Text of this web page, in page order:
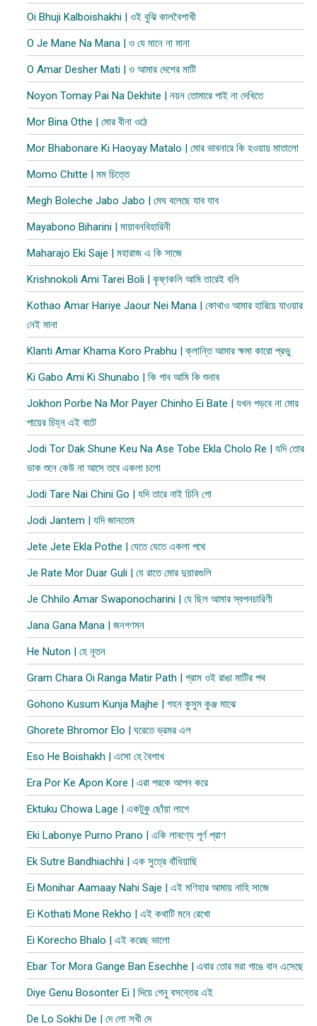
Oi Bhuji Kalboishakhi | ওই বুঝি কালবৈশাখী
O Je Mane Na Mana | ও যে মানে না মানা
O Amar Desher Mati | ও আমার দেশের মাটি
Noyon Tomay Pai Na Dekhite | নয়ন তোমারে পাই না দেখিতে
Mor Bina Othe | মোর বীনা ওঠে
Mor Bhabonare Ki Haoyay Matalo | মোর ভাবনারে কি হওয়ায় মাতালো
Momo Chitte | মম চিত্তে
Megh Boleche Jabo Jabo | মেঘ বলেছে যাব যাব
Mayabono Biharini | মায়াবনবিহারিনী
Maharajo Eki Saje | মহারাজ এ কি সাজে
Krishnokoli Ami Tarei Boli | কৃষ্ণকলি আমি তারেই বলি
Kothao Amar Hariye Jaour Nei Mana | কোথাও আমার হারিয়ে যাওয়ার
নেই মানা
Klanti Amar Khama Koro Prabhu | ক্লান্তি আমার ক্ষমা কারো প্রভু
Ki Gabo Ami Ki Shunabo | কি গাব আমি কি শুনাব​
Jokhon Porbe Na Mor Payer Chinho Ei Bate | যখন পড়বে না মোর
পায়ের চিহ্ন এই বাটে
Jodi Tor Dak Shune Keu Na Ase Tobe Ekla Cholo Re | যদি তোর
ডাক শুনে কেউ না আসে তবে একলা চলো
Jodi Tare Nai Chini Go | যদি তারে নাই চিনি গো
Jodi Jantem | যদি জানতেম
Jete Jete Ekla Pothe | যেতে যেতে একলা পথে
Je Rate Mor Duar Guli | যে রাতে মোর দুয়ারগুলি
Je Chhilo Amar Swaponocharini | যে ছিল আমার স্বপনচারিণী
Jana Gana Mana | জনগণমন
He Nuton | হে নূতন
Gram Chara Oi Ranga Matir Path | গ্রাম ওই রাঙা মাটির পথ
Gohono Kusum Kunja Majhe | গহন কুসুম কুঞ্জ মাঝে
Ghorete Bhromor Elo | ঘরেতে ভ্রমর এল
Eso He Boishakh | এসো হে বৈশাখ
Era Por Ke Apon Kore | এরা পরকে আপন করে
Ektuku Chowa Lage | একটুকু ছোঁয়া লাগে
Eki Labonye Purno Prano | একি লাবণ্যে পূর্ণ প্রাণ
Ek Sutre Bandhiachhi | এক সুত্রে বাঁধিয়াছি
Ei Monihar Aamaay Nahi Saje | এই মণিহার আমায় নাহি সাজে
Ei Kothati Mone Rekho | এই কথাটি মনে রেখো
Ei Korecho Bhalo | এই করেছ ভালো
Ebar Tor Mora Gange Ban Esechhe | এবার তোর মরা গাঙে বান এসেছে
Diye Genu Bosonter Ei | দিয়ে গেনু বসন্তের এই
De Lo Sokhi De | দে লো সখী দে